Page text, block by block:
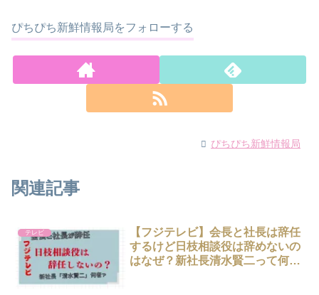
ぴちぴち新鮮情報局をフォローする
ぴちぴち新鮮情報局
関連記事
テレビ
【フジテレビ】会長と社長は辞任
するけど日枝相談役は辞めないの
はなぜ？新社長清水賢二って何